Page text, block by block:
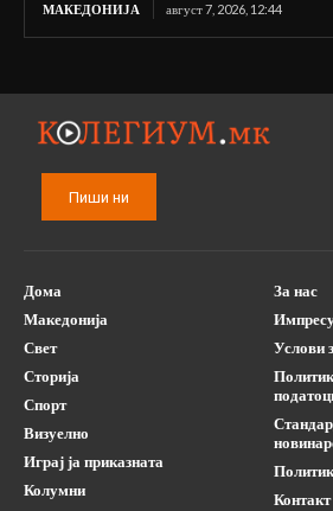
МАКЕДОНИЈА август 7, 2026, 12:44
Пиши ни
Дома
Македонија
Свет
Сторија
Спорт
Визуелно
Играј ја приказната
Колумни
За нас
Услови
Контакт